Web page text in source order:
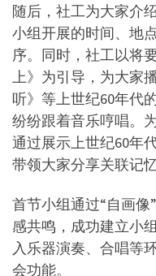
随后，社工为大家介
小组开展的时间、地
序。同时，社工以将
上》为引导，为大家
听》等上世纪60年代
纷纷跟着音乐哼唱。
通过展示上世纪60年
带领大家分享关联记
首节小组通过“自画
感共鸣，成功建立小
入乐器演奏、合唱等
会功能。